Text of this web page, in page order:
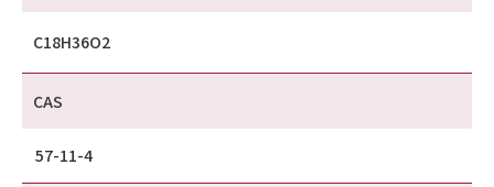
C18H36O2
CAS
57-11-4